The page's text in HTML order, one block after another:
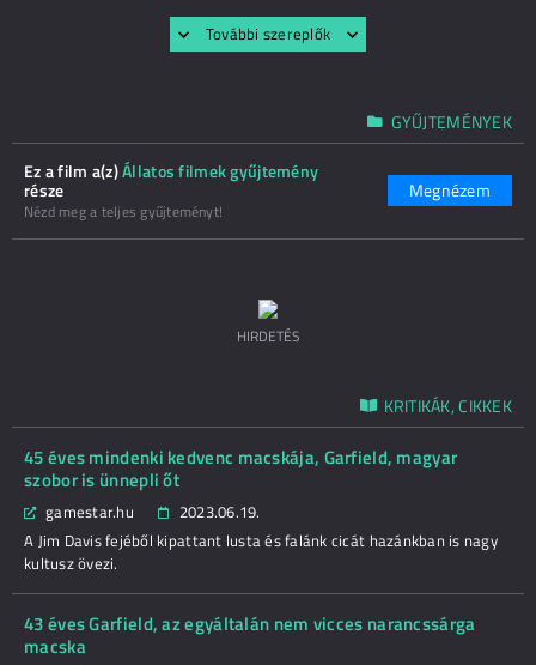
További szereplők
GYŰJTEMÉNYEK
Ez a film a(z)Állatos filmek gyűjtemény
része
Nézd meg a teljes gyűjteményt!
Megnézem
HIRDETÉS
KRITIKÁK, CIKKEK
45 éves mindenki kedvenc macskája, Garfield, magyar
szobor is ünnepli őt
gamestar.hu
2023.06.19.
A Jim Davis fejéből kipattant lusta és falánk cicát hazánkban is nagy
kultusz övezi.
43 éves Garfield, az egyáltalán nem vicces narancssárga
macska